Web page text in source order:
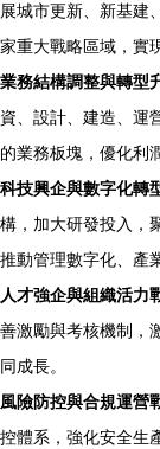
展城市更新、新基建
家重大戰略區域，實
業務結構調整與轉型
資、設計、建造、運
的業務板塊，優化利
科技興企與數字化轉
構，加大研發投入，
推動管理數字化、產
人才強企與組織活力
善激勵與考核機制，
同成長。
風險防控與合規運營
控體系，強化安全生